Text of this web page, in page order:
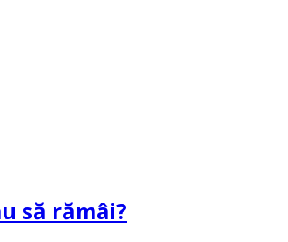
să rămâi?